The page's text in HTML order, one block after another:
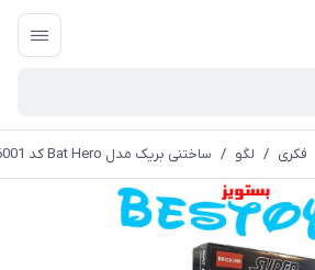
فکری / لگو / ساختنی بریک مدل Bat Hero کد 6001